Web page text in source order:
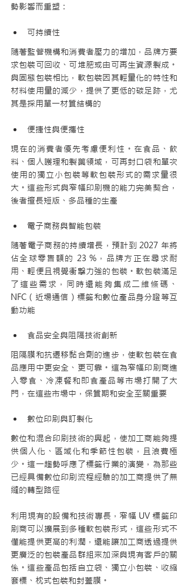
勢影響而重塑：
可持續性
隨著監管機構和消費者壓力的增加，品牌方要
求包裝可回收、可堆肥或由可再生資源製成。
與固態包裝相比，軟包裝因其輕量化的特性和
材料使用量的減少，提供了更低的碳足跡，尤
其是採用單一材質結構的
便捷性與便攜性
現在的消費者優先考慮便利性。在食品、飲
料、個人護理和製藥領域，可再封口袋和單次
使用的獨立小包裝等軟包裝形式的需求量很
大。這些形式與窄幅印刷機的能力完美契合，
後者擅長短版、多品種的生產
電子商務與智能包裝
隨著電子商務的持續增長，預計到 2027 年將
佔全球零售額的 23 %，品牌方正在尋求耐
用、輕便且視覺衝擊力強的包裝。軟包裝滿足
了這些需求，同時還能夠集成二維條碼、
NFC（近場通信）標籤和數位產品身分證等互
動功能
食品安全與阻隔技術創新
阻隔膜和抗遷移黏合劑的進步，使軟包裝在食
品應用中更安全、更可靠。這為窄幅印刷商進
入零食、冷凍餐和即食產品等市場打開了大
門，在這些市場中，保質期和安全至關重要
數位印刷與訂製化
數位和混合印刷技術的興起，使加工商能夠提
供個人化、區域化和季節性包裝，且浪費極
少。這一趨勢呼應了標籤行業的演變，為那些
已經具備數位印刷流程經驗的加工商提供了無
縫的轉型路徑
利用現有的設備和技術專長，窄幅 UV 標籤印
刷商可以擴展到多種軟包裝形式，這些形式不
僅能提供更高的利潤，還能讓加工商透過提供
更廣泛的包裝產品群組來加深與現有客戶的關
係。這些產品包括自立袋、獨立小包裝、收縮
套標、枕式包裝和封蓋膜。